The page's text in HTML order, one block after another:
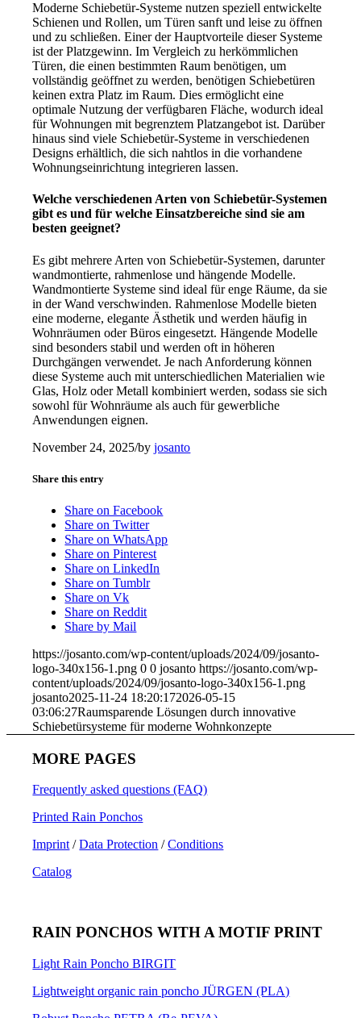
Moderne Schiebetür-Systeme nutzen speziell entwickelte
Schienen und Rollen, um Türen sanft und leise zu öffnen
und zu schließen. Einer der Hauptvorteile dieser Systeme
ist der Platzgewinn. Im Vergleich zu herkömmlichen
Türen, die einen bestimmten Raum benötigen, um
vollständig geöffnet zu werden, benötigen Schiebetüren
keinen extra Platz im Raum. Dies ermöglicht eine
optimale Nutzung der verfügbaren Fläche, wodurch ideal
für Wohnungen mit begrenztem Platzangebot ist. Darüber
hinaus sind viele Schiebetür-Systeme in verschiedenen
Designs erhältlich, die sich nahtlos in die vorhandene
Wohnungseinrichtung integrieren lassen.
Welche verschiedenen Arten von Schiebetür-Systemen
gibt es und für welche Einsatzbereiche sind sie am
besten geeignet?
Es gibt mehrere Arten von Schiebetür-Systemen, darunter
wandmontierte, rahmenlose und hängende Modelle.
Wandmontierte Systeme sind ideal für enge Räume, da sie
in der Wand verschwinden. Rahmenlose Modelle bieten
eine moderne, elegante Ästhetik und werden häufig in
Wohnräumen oder Büros eingesetzt. Hängende Modelle
sind besonders stabil und werden oft in höheren
Durchgängen verwendet. Je nach Anforderung können
diese Systeme auch mit unterschiedlichen Materialien wie
Glas, Holz oder Metall kombiniert werden, sodass sie sich
sowohl für Wohnräume als auch für gewerbliche
Anwendungen eignen.
November 24, 2025/byjosanto
Share this entry
Share on Facebook
Share on Twitter
Share on WhatsApp
Share on Pinterest
Share on LinkedIn
Share on Tumblr
Share on Vk
Share on Reddit
Share by Mail
https://josanto.com/wp-content/uploads/2024/09/josanto-
logo-340x156-1.png 0 0 josanto https://josanto.com/wp-
content/uploads/2024/09/josanto-logo-340x156-1.png
josanto2025-11-24 18:20:172026-05-15
03:06:27Raumsparende Lösungen durch innovative
Schiebetürsysteme für moderne Wohnkonzepte
MORE PAGES
Frequently asked questions (FAQ)
Printed Rain Ponchos
Imprint/Data Protection /Conditions
Catalog
RAIN PONCHOS WITH A MOTIF PRINT
Light Rain Poncho BIRGIT
Lightweight organic rain poncho JÜRGEN (PLA)